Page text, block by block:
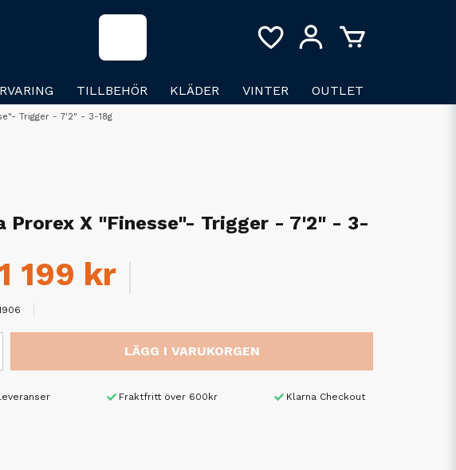
TILLBEHÖR KLÄDER VINTER OUTLET
Trigger - 7'2" - 3-18g
Prorex X "Finesse"- Trigger - 7'2" - 3-
199 kr
LÄGG I VARUKORGEN
Fraktfritt över 600kr Klarna Checkout